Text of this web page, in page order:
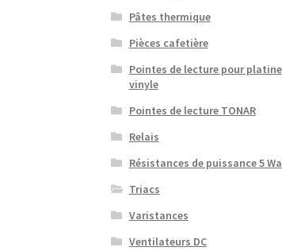
Pâtes thermique
Pièces cafetière
Pointes de lecture pour platine
vinyle
Pointes de lecture TONAR
Relais
Résistances de puissance 5
Triacs
Varistances
Ventilateurs DC